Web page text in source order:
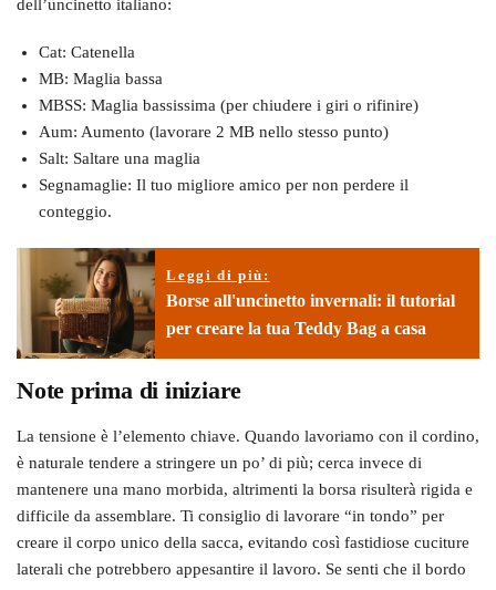
dell’uncinetto italiano:
Cat: Catenella
MB: Maglia bassa
MBSS: Maglia bassissima (per chiudere i giri o rifinire)
Aum: Aumento (lavorare 2 MB nello stesso punto)
Salt: Saltare una maglia
Segnamaglie: Il tuo migliore amico per non perdere il
conteggio.
Leggi di più:
Borse all'uncinetto invernali: il tutorial
per creare la tua Teddy Bag a casa
Note prima di iniziare
La tensione è l’elemento chiave. Quando lavoriamo con il cordino,
è naturale tendere a stringere un po’ di più; cerca invece di
mantenere una mano morbida, altrimenti la borsa risulterà rigida e
difficile da assemblare. Ti consiglio di lavorare “in tondo” per
creare il corpo unico della sacca, evitando così fastidiose cuciture
laterali che potrebbero appesantire il lavoro. Se senti che il bordo